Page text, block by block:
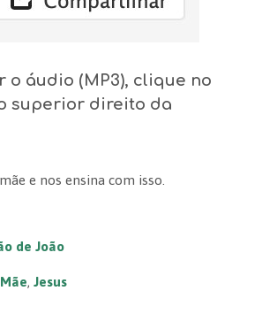
o áudio (MP3), clique no
superior direito da
e nos ensina com isso.
de João
Mãe, Jesus